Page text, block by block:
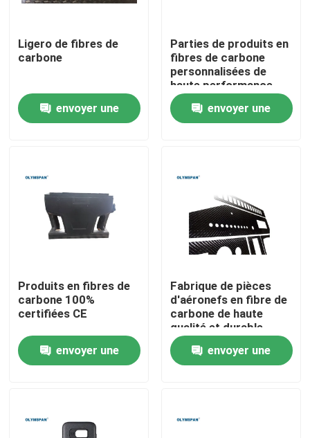
À la maison
Vidéos
Visite de l'usine
Nous contacter
Nouvelles
Autoclave d'AAC
Ligero de fibres de
carbone
envoyer une
Parties de produits en
fibres de carbone
personnalisées de
haute performance
pour les industries
médicale et
automobile
envoyer une
Produits en fibres de
carbone 100%
certifiées CE
envoyer une
Fabrique de pièces
d'aéronefs en fibre de
carbone de haute
qualité et durable
envoyer une